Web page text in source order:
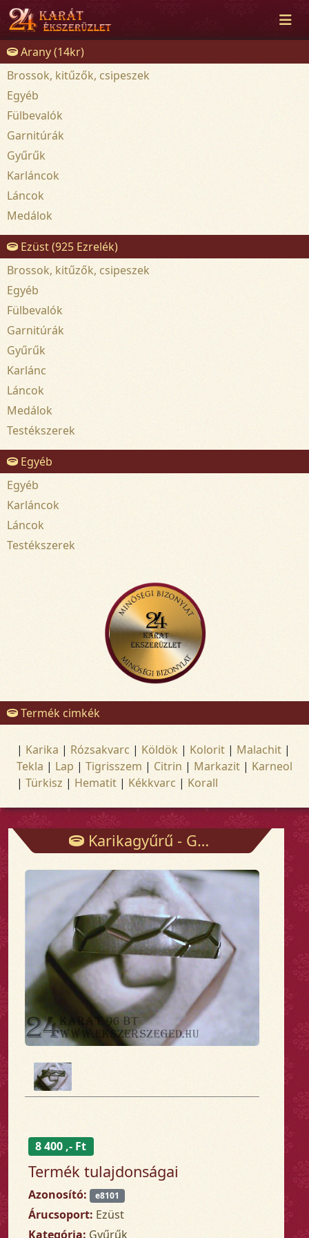
Arany (14kr)
Brossok, kitűzők, csipeszek
Egyéb
Fülbevalók
Garnitúrák
Gyűrűk
Karláncok
Láncok
Medálok
Ezüst (925 Ezrelék)
Brossok, kitűzők, csipeszek
Egyéb
Fülbevalók
Garnitúrák
Gyűrűk
Karlánc
Láncok
Medálok
Testékszerek
Egyéb
Egyéb
Karláncok
Láncok
Testékszerek
Termék cimkék
| Karika | Rózsakvarc | Köldök | Kolorit | Malachit |
Tekla | Lap | Tigrisszem | Citrin | Markazit | Karneol
| Türkisz | Hematit | Kékkvarc | Korall
Karikagyűrű - Gyűrűk - Arany és ezüst ékszerek
8 400 ,- Ft
Termék tulajdonságai
Azonosító: e8101
Árucsoport: Ezüst
Kategória: Gyűrűk